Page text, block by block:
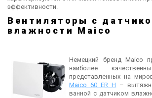
эффективности.
Вентиляторы с
влажности Maico
Немецкий бренд Maico
наиболее
представленных на
Maico 60 ER H –
ванной с датчиком